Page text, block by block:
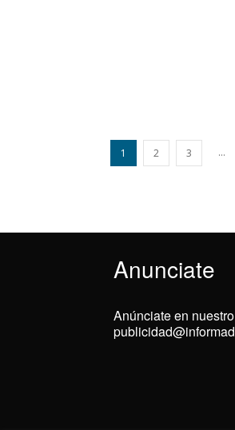
1 2 3 ...
Anunciate
Anúnciate en